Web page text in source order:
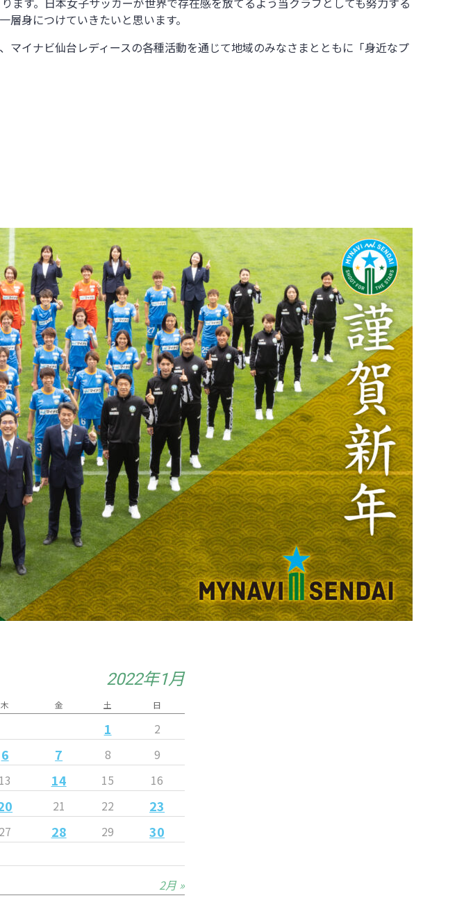
身につけていきたいと思います。
イナビ仙台レディースの各種活動を通じて地域のみなさまとともに「身近なプ
2022年1月
木 金 土 日
1
2
6 7 8
9
13 14 15 16
21 22 23
27 28 29 30
2月 »